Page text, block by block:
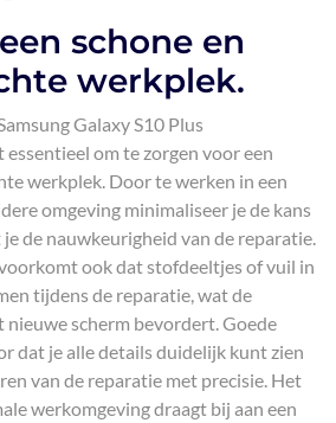
schone en
werkplek.
Galaxy S10 Plus
om te zorgen voor een
werkplek. Door te werken in een
omgeving minimaliseer je de kans
de nauwkeurigheid van de reparatie.
ook dat stofdeeltjes of vuil in
tijdens de reparatie, wat de
nieuwe scherm bevordert. Goede
dat je alle details duidelijk kunt zien
van de reparatie met precisie. Het
werkomgeving draagt bij aan een